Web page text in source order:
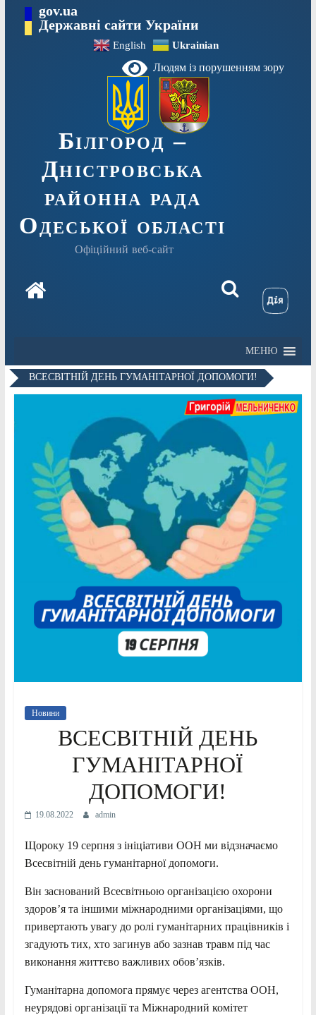
вмісту
gov.ua
Державні сайти України
English Ukrainian
Людям із порушенням зору
Білгород –
Дністровська
районна рада
Одеської області
Офіційний веб-сайт
МЕНЮ
ВСЕСВІТНІЙ ДЕНЬ ГУМАНІТАРНОЇ ДОПОМОГИ!
Новини
ВСЕСВІТНІЙ ДЕНЬ
ГУМАНІТАРНОЇ
ДОПОМОГИ!
19.08.2022 admin
Щороку 19 серпня з ініціативи ООН ми відзначаємо
Всесвітній день гуманітарної допомоги.
Він заснований Всесвітньою організацією охорони
здоров’я та іншими міжнародними організаціями, що
привертають увагу до ролі гуманітарних працівників і
згадують тих, хто загинув або зазнав травм під час
виконання життєво важливих обов’язків.
Гуманітарна допомога прямує через агентства ООН,
неурядові організації та Міжнародний комітет